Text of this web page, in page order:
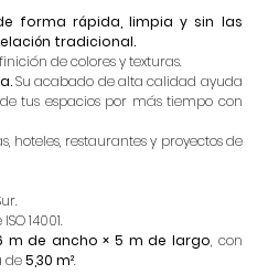
forma rápida, limpia y sin las
tradicional.
de colores y texturas.
Su acabado de alta calidad ayuda
tus espacios por más tiempo con
hoteles, restaurantes y proyectos de
14001.
m de ancho × 5 m de largo, con
de5,30 m².